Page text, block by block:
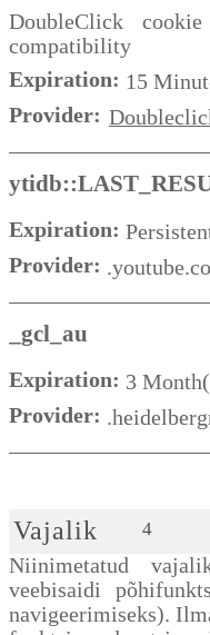
DoubleClick
compatibility
Expiration: 15
Provider:
Expiration:
Provider:
_gcl_au
Expiration: 3
Provider:
Vajalik 4
Niinimetatud
veebisaidi
navigeerimiseks).